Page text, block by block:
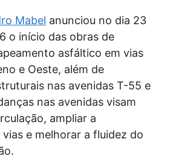
Mabel anunciou no dia 23
o início das obras de
asfáltico em vias
e Oeste, além de
nas avenidas T-55 e
nas avenidas visam
ampliar a
e melhorar a fluidez do